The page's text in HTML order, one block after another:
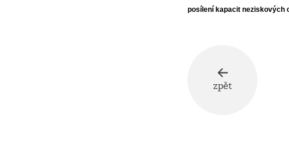
posílení kapacit neziskových
zpět